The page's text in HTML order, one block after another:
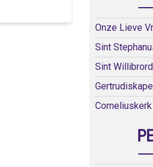
Onze Lieve
Sint
Sint